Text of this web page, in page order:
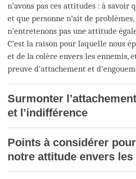
n’avons pas ces attitudes : à savoir
et que personne n’ait de problèmes,
n’entretenons pas une attitude
C’est la raison pour laquelle nous
et de la colère envers les ennemis,
preuve d’attachement et
Surmonter
et l’indifférence
Points à considérer
notre attitude envers les